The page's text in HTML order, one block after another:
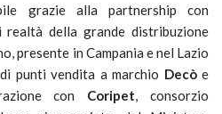
grazie alla partnership con
realtà della grande distribuzione
presente in Campania e nel Lazio
punti vendita a marchio Decòe
con Coripet , consorzio